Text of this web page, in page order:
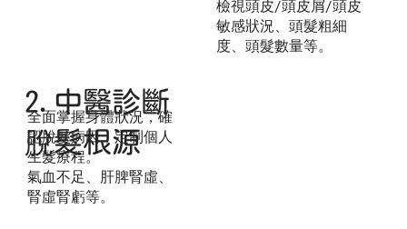
檢視頭皮/頭皮屑/頭皮
敏感狀況、頭髮粗細
度、頭髮數量等。
2.中醫診斷
脫髮根源
全面掌握身體狀況，確
認脫髮病因，定制個人
生髮療程。
氣血不足、肝脾腎虛、
腎虛腎虧等。